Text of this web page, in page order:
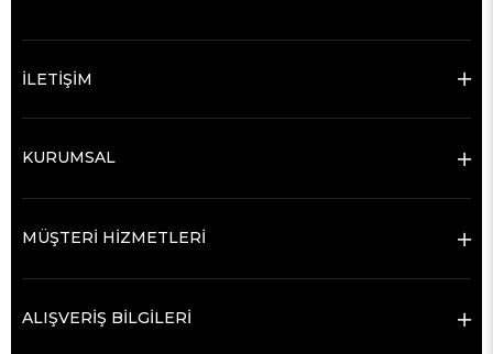
İLETİŞİM
KURUMSAL
MÜŞTERİ HİZMETLERİ
ALIŞVERİŞ BİLGİLERİ